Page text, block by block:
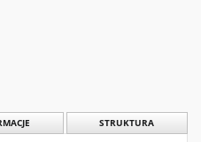
STRUKTURA